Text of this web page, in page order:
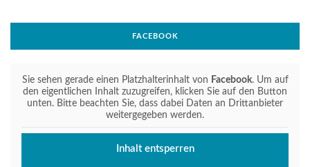
FACEBOOK
Sie sehen gerade einen Platzhalterinhalt von Facebook. Um auf
den eigentlichen Inhalt zuzugreifen, klicken Sie auf den Button
unten. Bitte beachten Sie, dass dabei Daten an Drittanbieter
weitergegeben werden.
Inhalt entsperren